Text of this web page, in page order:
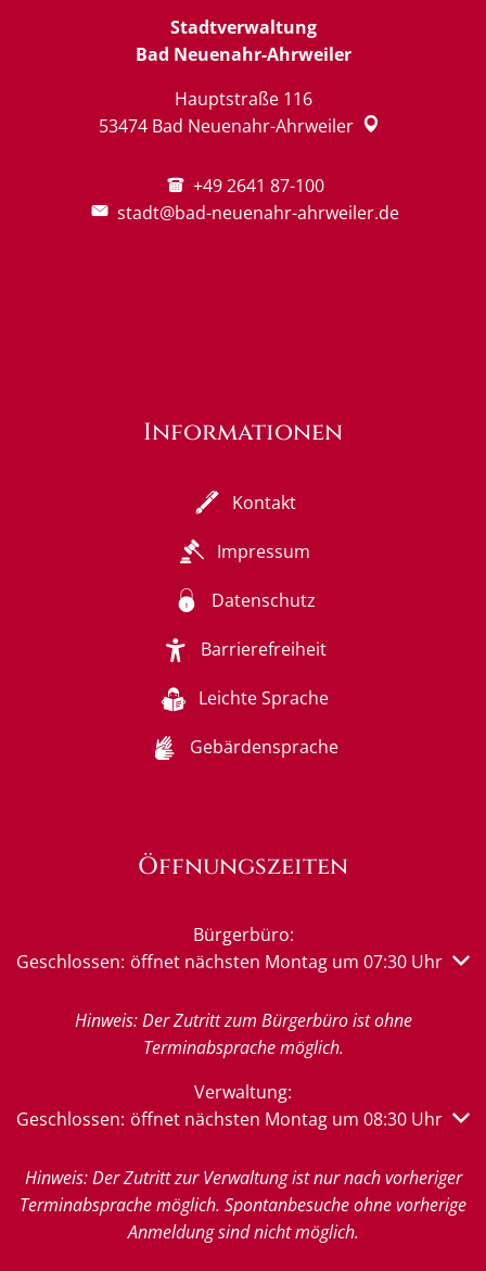
Stadtverwaltung
Bad Neuenahr-Ahrweiler
Hauptstraße 116
53474 Bad Neuenahr-Ahrweiler
+49 2641 87-100
stadt@bad-neuenahr-ahrweiler.de
Informationen
Kontakt
Impressum
Datenschutz
Barrierefreiheit
Leichte Sprache
Gebärdensprache
Öffnungszeiten
Bürgerbüro:
Klicken, um weitere Öffnungs- oder Schließzeiten
Geschlossen: öffnet nächsten Montag um 07:30 Uhr
Hinweis: Der Zutritt zum Bürgerbüro ist ohne
Terminabsprache möglich.
Verwaltung:
Klicken, um weitere Öffnungs- oder Schließzeiten
Geschlossen: öffnet nächsten Montag um 08:30 Uhr
Hinweis: Der Zutritt zur Verwaltung ist nur nach vorheriger
Terminabsprache möglich. Spontanbesuche ohne vorherige
Anmeldung sind nicht möglich.